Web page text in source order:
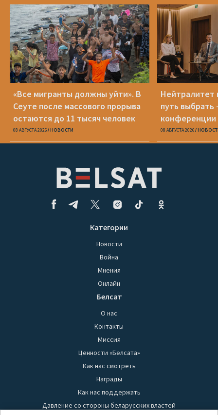
«Все мигранты должны уйти». В
Сеуте после массового прорыва
остаются до 11 тысяч человек
08 АВГУСТА 2026 НОВОСТИ
Нейтралитет
путь выбрать
конференции
08 АВГУСТА 2026
Категории
Новости
Война
Мнения
Онлайн
Белсат
О нас
Контакты
Миссия
Ценности «Белсата»
Как нас смотреть
Награды
Как нас поддержать
Давление со стороны беларусских властей